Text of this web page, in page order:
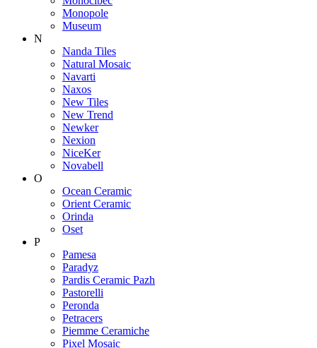
Monopole
Museum
N
Nanda Tiles
Natural Mosaic
Navarti
Naxos
New Tiles
New Trend
Newker
Nexion
NiceKer
Novabell
O
Ocean Ceramic
Orient Ceramic
Orinda
Oset
P
Pamesa
Paradyz
Pardis Ceramic Pazh
Pastorelli
Peronda
Petracers
Piemme Ceramiche
Pixel Mosaic